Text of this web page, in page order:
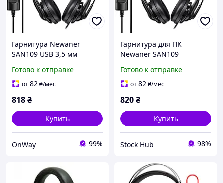
Гарнитура Newaner
SAN109 USB 3,5 мм
микрофоном черная для
ПК и смартфонов
Готово к отправке
от82₴/мес
818₴
Купить
OnWay 99%
Гарнитура для ПК
Newaner SAN109
гарнитура с гибким
микрофоном
Готово к отправке
от82₴/мес
820₴
Купить
Stock Hub 98%